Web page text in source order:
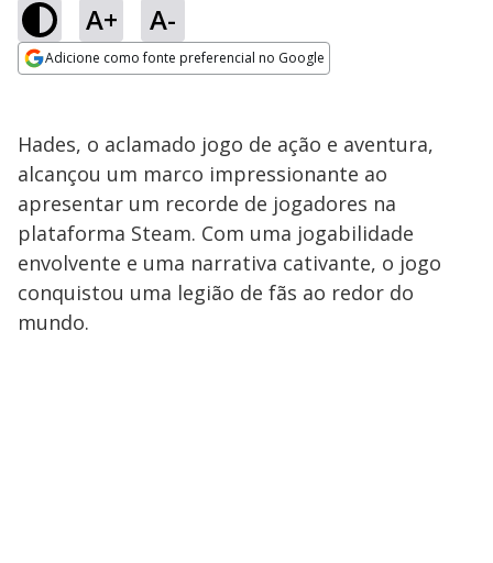
A+ A-
Adicione como fonte preferencial no Google
Hades, o aclamado jogo de ação e aventura,
alcançou um marco impressionante ao
apresentar um recorde de jogadores na
plataforma Steam. Com uma jogabilidade
envolvente e uma narrativa cativante, o jogo
conquistou uma legião de fãs ao redor do
mundo.